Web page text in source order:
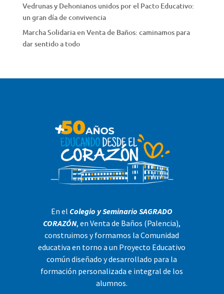
Vedrunas y Dehonianos unidos por el Pacto Educativo:
un gran día de convivencia
Marcha Solidaria en Venta de Baños: caminamos para
dar sentido a todo
En el Colegio y Seminario SAGRADO
CORAZÓN, en Venta de Baños (Palencia),
construimos y formamos la Comunidad
educativa en torno a un Proyecto Educativo
común diseñado y desarrollado para la
formación personalizada e integral de los
alumnos.